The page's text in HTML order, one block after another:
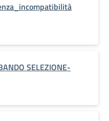
SELEZIONE-